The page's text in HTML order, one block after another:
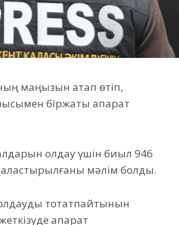
маңызын атап өтіп,
біржақты ақпарат
қолдау үшін биыл 946
мәлім болды.
тоқтатпайтынын
ақпарат